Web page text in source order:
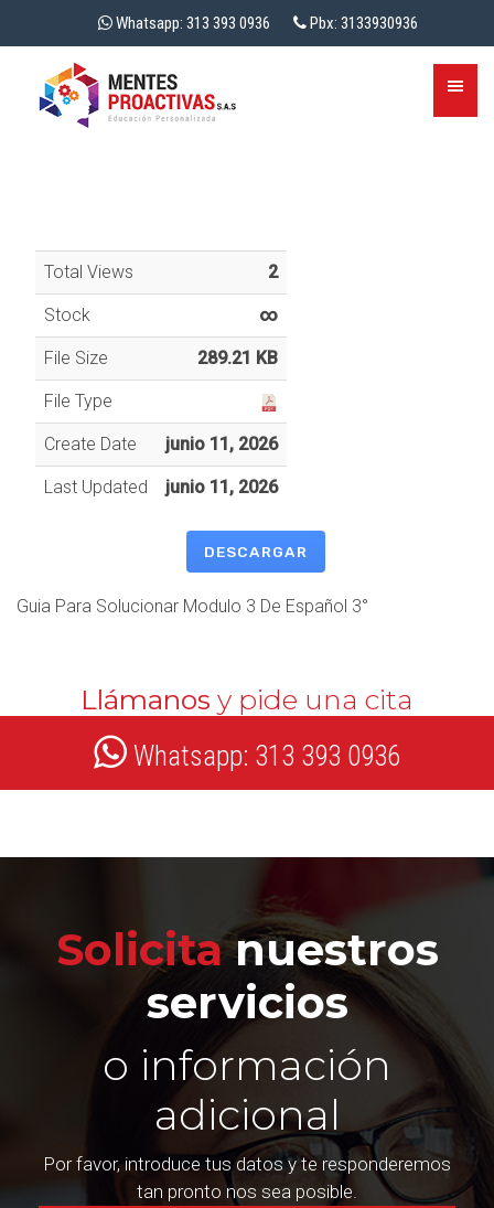
Whatsapp: 313 393 0936 Pbx: 3133930936
Total Views 2
Stock ∞
File Size 289.21 KB
File Type
Create Date junio 11, 2026
Last Updated junio 11, 2026
DESCARGAR
Guia Para Solucionar Modulo 3 De Español 3°
Llámanos y pide una cita
Whatsapp: 313 393 0936
Solicitanuestros
servicios
o información
adicional
Por favor, introduce tus datos y te responderemos
tan pronto nos sea posible.